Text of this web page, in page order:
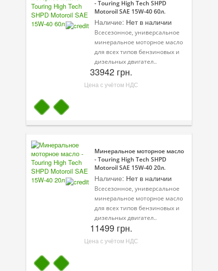
- Touring High Tech SHPD
Motoroil SAE 15W-40 60л.
Наличие: Нет в наличии
Всесезонное, универсальное
минеральное моторное масло
для всех типов бензиновых и
дизельных двигател..
33942 грн.
Цена с учётом НДС
Минеральное моторное масло
- Touring High Tech SHPD
Motoroil SAE 15W-40 20л.
Наличие: Нет в наличии
Всесезонное, универсальное
минеральное моторное масло
для всех типов бензиновых и
дизельных двигател..
11499 грн.
Цена с учётом НДС